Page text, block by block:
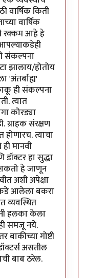
किती
वार्षिक
रक्कम आहे हे
संकल्पना
झालाय/होतोय
'अंतर्बाह्य'
ही संकल्पना
त्यात
कोरड्या
ग्राहक संरक्षण
त्याचा
मानवी
हा सुद्धा
हे जाणून
अशी अपेक्षा
आलेला बकरा
व्यवस्थित
हलका केला
समजू नये.
बाकीच्या गोष्टी
असतील
बाब ठरेल.